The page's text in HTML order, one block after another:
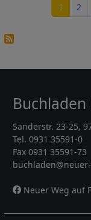
Seite
1 2
Buchladen
Sanderstr. 23-25,
Tel. 0931 35591-0
Fax 0931 35591-73
Neuer Weg auf